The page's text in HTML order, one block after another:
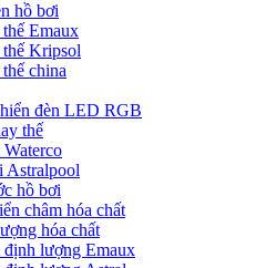
hồ bơi
Emaux
Kripsol
china
đèn LED RGB
thế
Astralpool
hồ bơi
châm hóa chất
hóa chất
định lượng Emaux